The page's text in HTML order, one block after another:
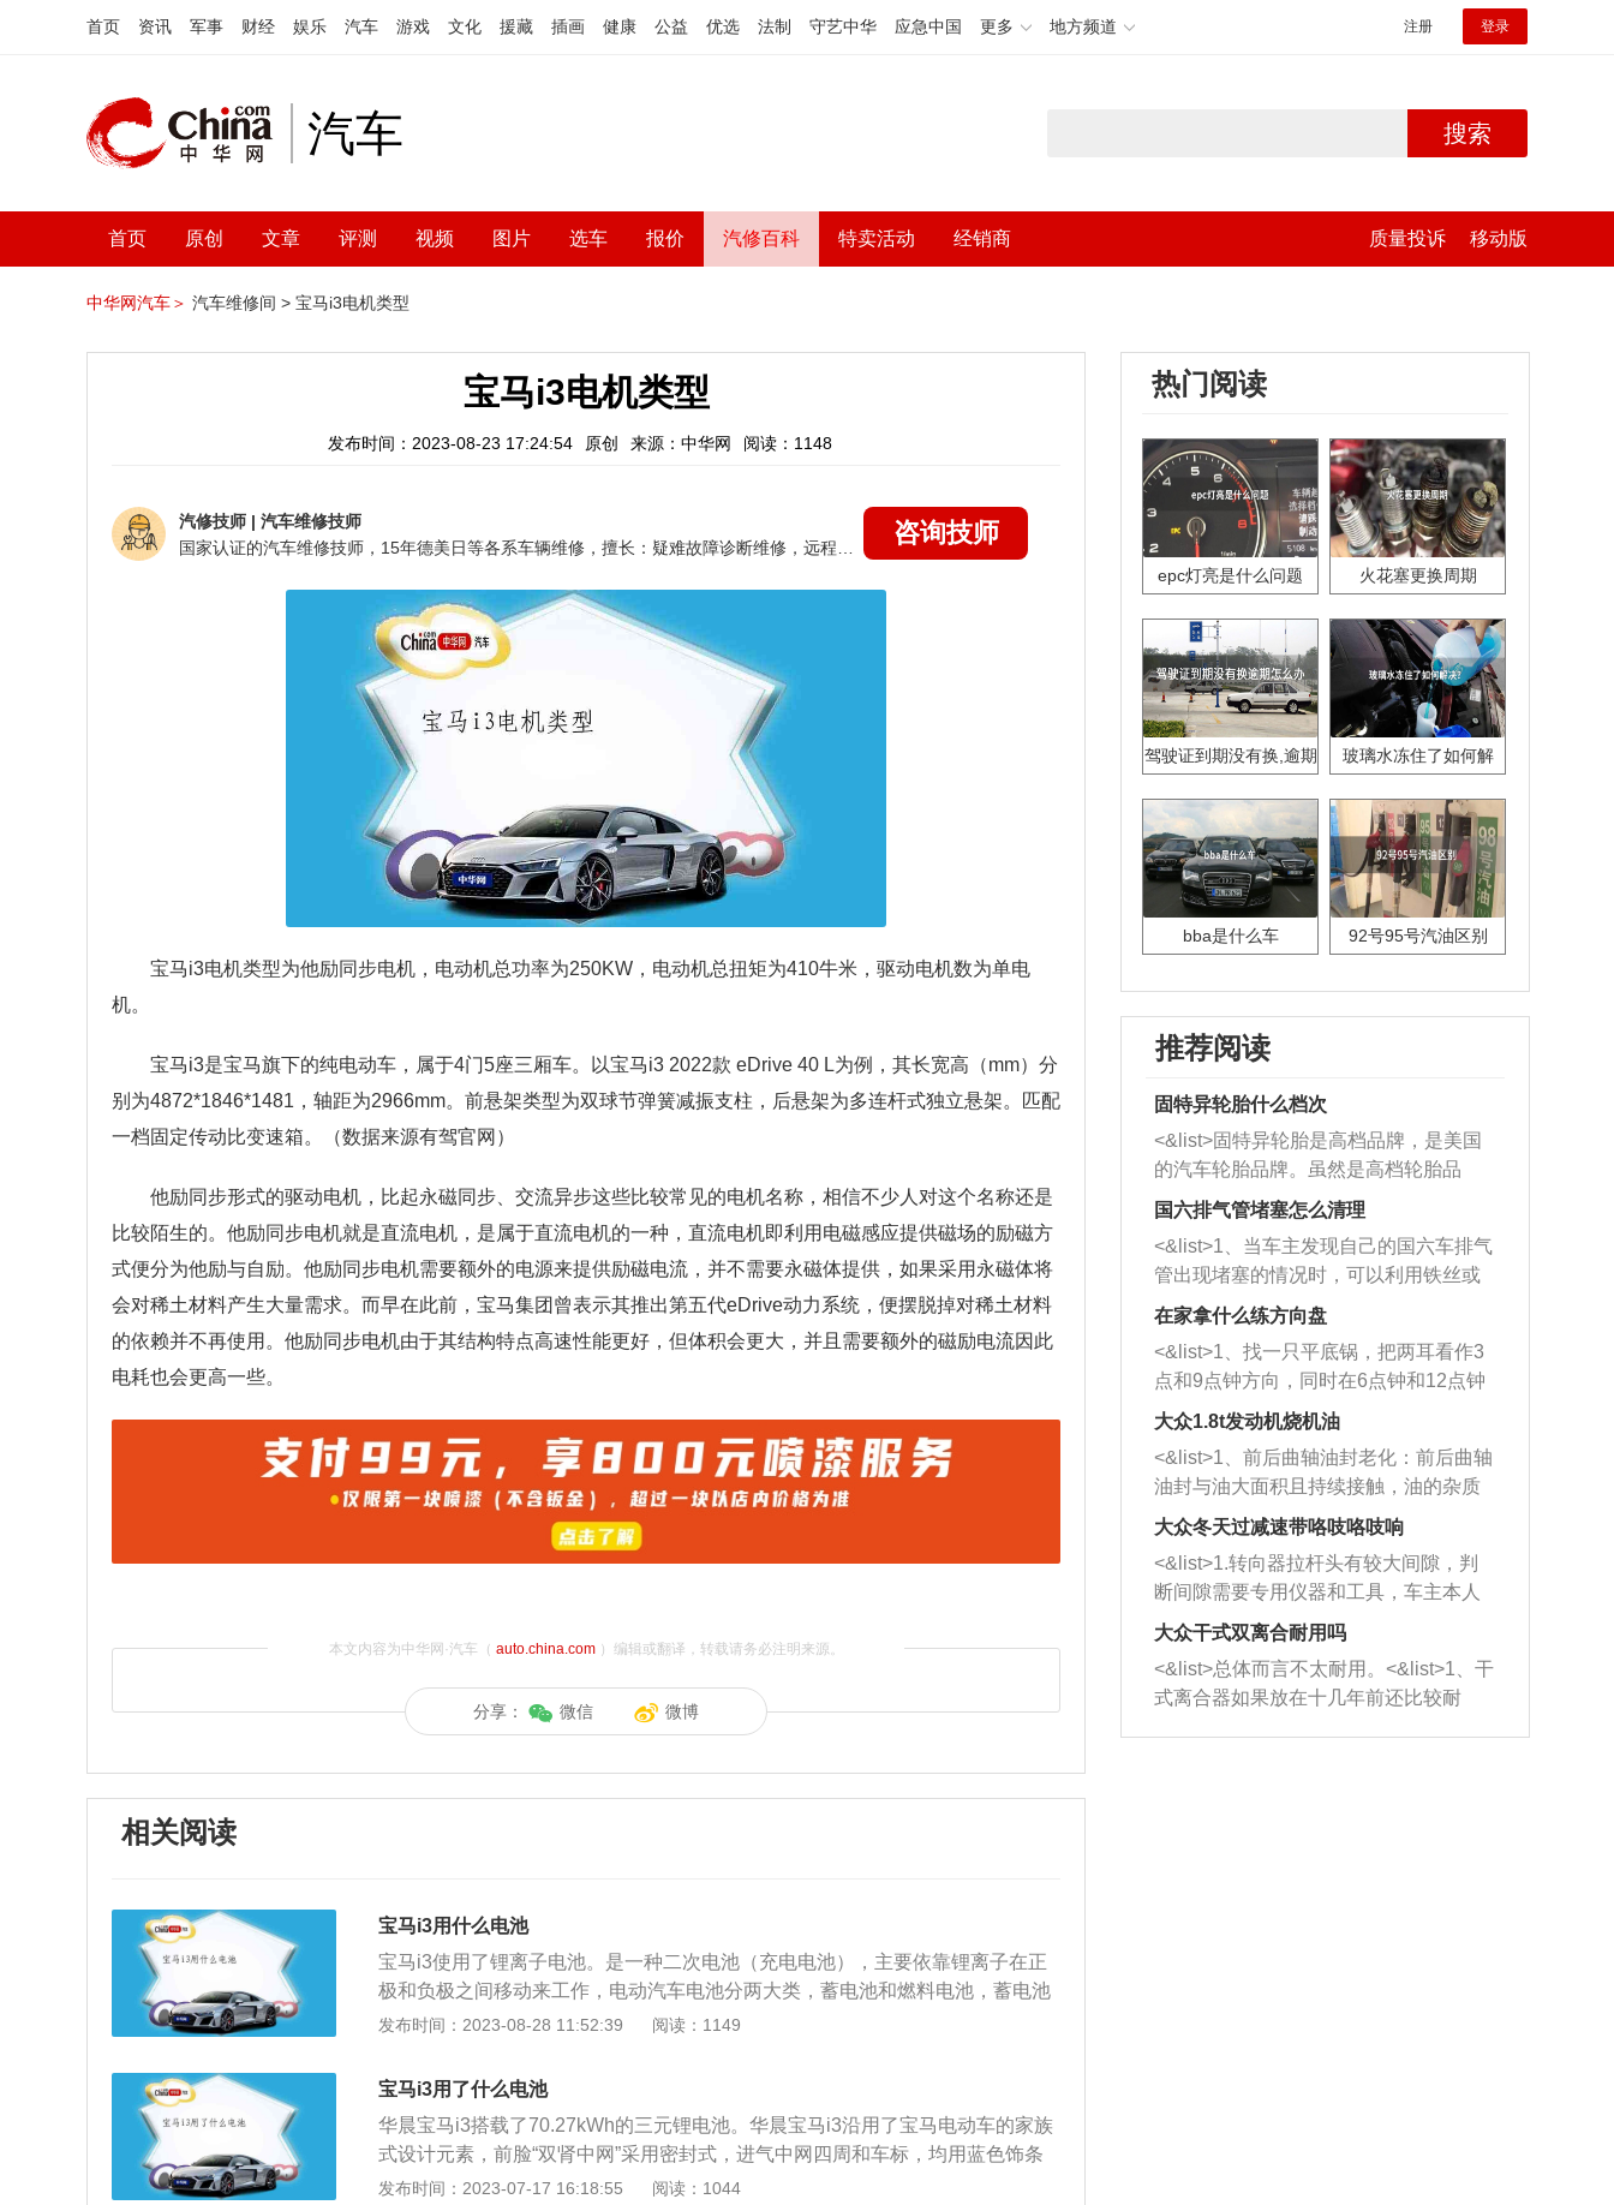
首页 资讯 军事 财经 娱乐 汽车 游戏 文化 援藏 插画 健康 公益 优选 法制 守艺中华 应急中国 更多 地方频道 注册 登录
汽车 搜索
首页 原创 文章 评测 视频 图片 选车 报价 汽修百科 特卖活动 经销商 质量投诉 移动版
中华网汽车＞ 汽车维修间 > 宝马i3电机类型
宝马i3电机类型
发布时间：2023-08-23 17:24:54 原创 来源：中华网 阅读：1148
汽修技师 | 汽车维修技师
咨询技师
宝马i3电机类型为他励同步电机，电动机总功率为250KW，电动机总扭矩为410牛米，驱动电机数为单电
机。
宝马i3是宝马旗下的纯电动车，属于4门5座三厢车。以宝马i3 2022款 eDrive 40 L为例，其长宽高（mm）分
别为4872*1846*1481，轴距为2966mm。前悬架类型为双球节弹簧减振支柱，后悬架为多连杆式独立悬架。匹配
一档固定传动比变速箱。（数据来源有驾官网）
他励同步形式的驱动电机，比起永磁同步、交流异步这些比较常见的电机名称，相信不少人对这个名称还是
比较陌生的。他励同步电机就是直流电机，是属于直流电机的一种，直流电机即利用电磁感应提供磁场的励磁方
式便分为他励与自励。他励同步电机需要额外的电源来提供励磁电流，并不需要永磁体提供，如果采用永磁体将
会对稀土材料产生大量需求。而早在此前，宝马集团曾表示其推出第五代eDrive动力系统，便摆脱掉对稀土材料
的依赖并不再使用。他励同步电机由于其结构特点高速性能更好，但体积会更大，并且需要额外的磁励电流因此
电耗也会更高一些。
本文内容为中华网·汽车（ auto.china.com）编辑或翻译，转载请务必注明来源。
分享： 微信 微博
相关阅读
宝马i3用什么电池
宝马i3使用了锂离子电池。是一种二次电池（充电电池），主要依靠锂离子在正
极和负极之间移动来工作，电动汽车电池分两大类，蓄电池和燃料电池，蓄电池
适用于纯电动汽车，燃料电池专用于燃料电池电动汽车，宝马（BMW），德国汽
e35L为例，这款车的车身尺寸长宽高分别为4872毫米、1846毫米、1481毫米，
轴距为2966毫米，搭载他励同步电机电动机，总功率为210千瓦，总扭矩为400
牛米，传动方面，与这款发动机匹配的是1挡固定齿比变速箱，前悬架使用的是
双球节弹簧减振支柱，后悬架使用的是多连杆式独立悬架。（数据来源有驾官
网）
发布时间：2023-08-28 11:52:39 阅读：1149
宝马i3用了什么电池
华晨宝马i3搭载了70.27kWh的三元锂电池。华晨宝马i3沿用了宝马电动车的家族
式设计元素，前脸“双肾中网”采用密封式，进气中网四周和车标，均用蓝色饰条
装饰，突出其电动车身份。这款车的电动机最大功率为125kw，最大扭矩为250
发布时间：2023-07-17 16:18:55 阅读：1044
热门阅读
epc灯亮是什么问题 火花塞更换周期
驾驶证到期没有换,逾期
玻璃水冻住了如何解
bba是什么车 92号95号汽油区别
推荐阅读
固特异轮胎什么档次
<&list>固特异轮胎是高档品牌，是美国
的汽车轮胎品牌。虽然是高档轮胎品
牌，但是中高低端的轮胎都有生产，这
也是为了更好的开拓市场。
国六排气管堵塞怎么清理
<&list>1、当车主发现自己的国六车排气
管出现堵塞的情况时，可以利用铁丝或
者是细棍，直接将杂物给取出来，如果
堵塞情况比较严重，也可以采取应急措
施。 <&list>2、直接利用木棍将所有的
杂物推到排气管里面的位置处，然后将
三元催化器拆解开，就可以将堵塞的东
西取出来。但如果是因为积碳过多引起
的堵塞，就需要将三元催化器泡在草酸
洗剂对堵塞的情况得到解决，将清洗剂
放在燃油箱中，与燃油混合后，车辆启
动时，就可以和汽油一起进入到燃烧
室，最后形成废气排出，就可以让三元
催化器得到清洗，排气管堵塞的情况就
能够得到解决。
在家拿什么练方向盘
<&list>1、找一只平底锅，把两耳看作3
点和9点钟方向，同时在6点钟和12点钟
方向做一个标记。 <&list>2、双手握住
一圈半的练习，往右同样也要打相同的
圈数。 <&list>3、最后强调要反复练
习，这样就可以形成肌肉记忆，在真实
驾驶车辆时，不需要记忆也能打好方
向。
大众1.8t发动机烧机油
<&list>1、前后曲轴油封老化：前后曲轴
油封与油大面积且持续接触，油的杂质
和发动机内持续温度变化使其密封效果
逐渐减弱，导致渗油或漏油。<&list>2、
活塞间隙过大：积碳会使活塞环与缸体
的间隙扩大，导致机油流入燃烧室中，
造成烧机油。<&list>3、机油粘度。使用
机油粘度过小的话，同样会有烧机油现
象，机油粘度过小具有很好的流动性，
大众冬天过减速带咯吱咯吱响
<&list>1.转向器拉杆头有较大间隙，判
断间隙需要专用仪器和工具，车主本人
无法制作，需要将车辆送到修理厂或4s
店；<&list>2.车辆半轴套管防尘罩破
裂，破裂后会出现漏油现象，使半轴磨
损严重，磨损的半轴容易损坏，产生异
响；<&list>3.稳定器的转向胶套和球头
大众干式双离合耐用吗
<&list>总体而言不太耐用。<&list>1、干
式离合器如果放在十几年前还比较耐